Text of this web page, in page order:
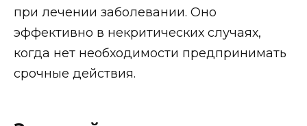
при лечении заболевании. Оно
эффективно в некритических случаях,
когда нет необходимости предпринимать
срочные действия.